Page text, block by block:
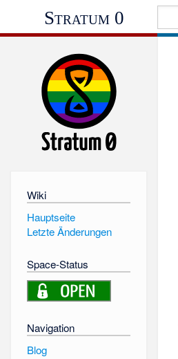
Stratum 0
Wiki
Hauptseite
Letzte Änderungen
Space-Status
Navigation
Blog